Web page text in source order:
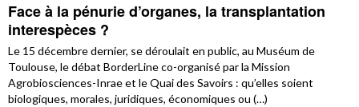
Face à la pénurie d’organes, la transplantation
interespèces ?
Le 15 décembre dernier, se déroulait en public, au Muséum de
Toulouse, le débat BorderLine co-organisé par la Mission
Agrobiosciences-Inrae et le Quai des Savoirs : qu’elles soient
biologiques, morales, juridiques, économiques ou (…)